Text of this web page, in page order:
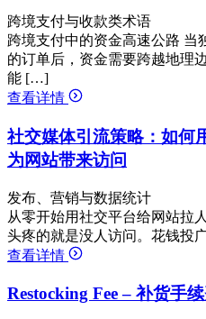
跨境支付与收款类术语
跨境支付中的资金高速公路 当
的订单后，资金需要跨越地理
能 […]
查看详情
社交媒体引流策略：如何
为网站带来访问
发布、营销与数据统计
从零开始用社交平台给网站拉
头疼的就是没人访问。花钱投
查看详情
Restocking Fee – 补货手